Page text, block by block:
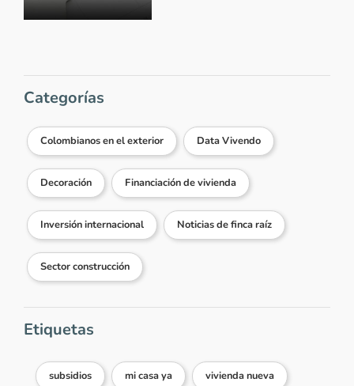
un credito hipotecario, vivienda
Vivendo.co
¡Hola Isabel! Los bancos prestan un
70% del valor del inmueble como
crédito hipotecario. Te invitamos a
entidad financiera de tu preferencia.
¡Feliz día!
Responder...
Ver más comentarios
Categorías
Colombianos en el exterior Data Vivendo
Decoración Financiación de vivienda
Inversión internacional Noticias de finca raíz
Sector construcción
Etiquetas
subsidios mi casa ya vivienda nueva